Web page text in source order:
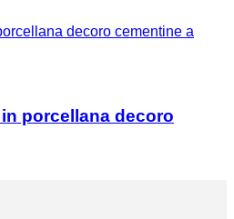
porcellana decoro